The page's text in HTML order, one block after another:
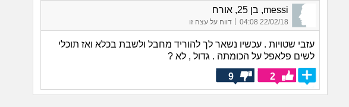
messi, בן 25, אורח
22/02/18 04:08 דווח על עצה זו
עזבי שטויות . עכשיו נשאר לך להוריד מחבל ולשבת בכלא ואז תוכלי
לשים פלאפל על הכומתה . גדול , לא ?
2
9